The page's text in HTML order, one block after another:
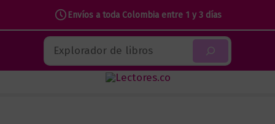
Envíos a toda Colombia entre 1 y 3 días
contenido
Buscar